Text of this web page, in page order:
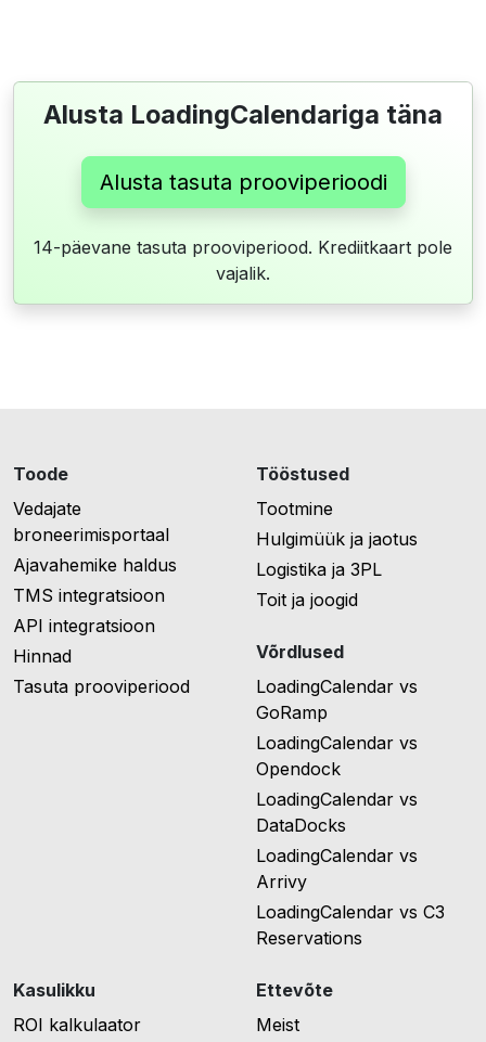
Alusta LoadingCalendariga täna
Alusta tasuta prooviperioodi
14-päevane tasuta prooviperiood. Krediitkaart pole
vajalik.
Toode
Vedajate
broneerimisportaal
Ajavahemike haldus
TMS integratsioon
API integratsioon
Hinnad
Tasuta prooviperiood
Tööstused
Tootmine
Hulgimüük ja jaotus
Logistika ja 3PL
Toit ja joogid
Võrdlused
LoadingCalendar vs
GoRamp
LoadingCalendar vs
Opendock
LoadingCalendar vs
DataDocks
LoadingCalendar vs
Arrivy
LoadingCalendar vs C3
Reservations
Kasulikku
ROI kalkulaator
Ettevõte
Meist